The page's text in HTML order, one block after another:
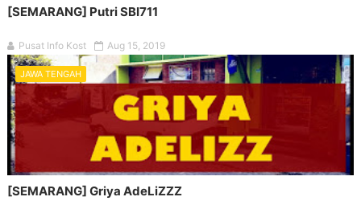
[SEMARANG] Putri SBI711
Pusat Info Kost Aug 15, 2019
JAWA TENGAH
[SEMARANG] Griya AdeLiZZZ